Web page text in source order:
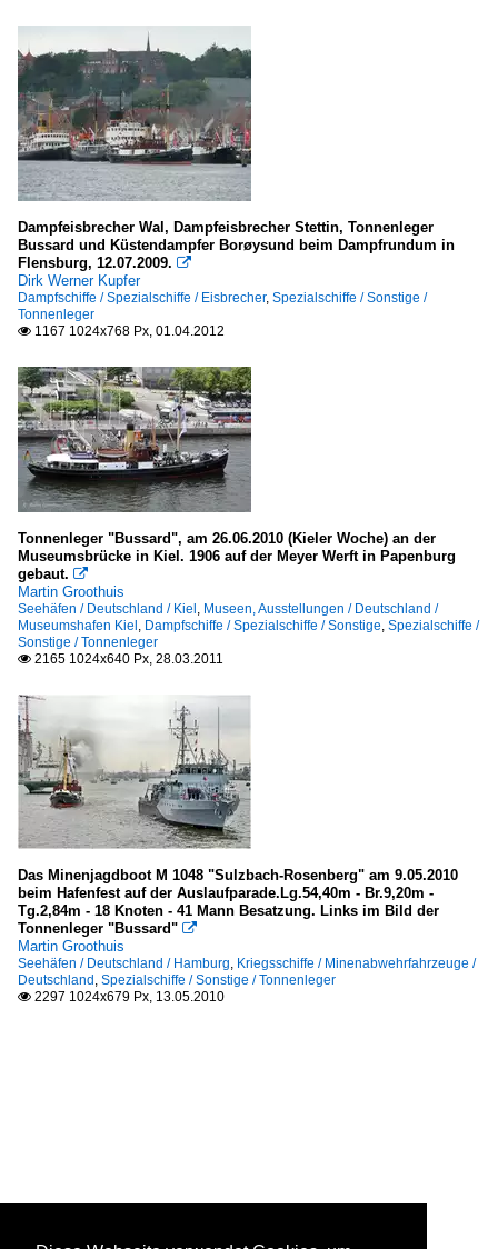
Dampfeisbrecher Wal, Dampfeisbrecher Stettin, Tonnenleger
Bussard und Küstendampfer Borøysund beim Dampfrundum in
Flensburg, 12.07.2009. 
Dirk Werner Kupfer
Dampfschiffe / Spezialschiffe / Eisbrecher, Spezialschiffe / Sonstige /
Tonnenleger
 1167 1024x768 Px, 01.04.2012
Tonnenleger "Bussard", am 26.06.2010 (Kieler Woche) an der
Museumsbrücke in Kiel. 1906 auf der Meyer Werft in Papenburg
gebaut. 
Martin Groothuis
Seehäfen / Deutschland / Kiel , Museen, Ausstellungen / Deutschland /
Museumshafen Kiel , Dampfschiffe / Spezialschiffe / Sonstige, Spezialschiffe /
Sonstige / Tonnenleger
 2165 1024x640 Px, 28.03.2011
Das Minenjagdboot M 1048 "Sulzbach-Rosenberg" am 9.05.2010
beim Hafenfest auf der Auslaufparade.Lg.54,40m - Br.9,20m -
Tg.2,84m - 18 Knoten - 41 Mann Besatzung. Links im Bild der
Tonnenleger "Bussard" 
Martin Groothuis
Seehäfen / Deutschland / Hamburg, Kriegsschiffe / Minenabwehrfahrzeuge /
Deutschland , Spezialschiffe / Sonstige / Tonnenleger
 2297 1024x679 Px, 13.05.2010